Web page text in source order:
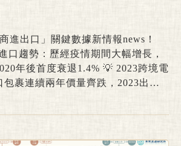
進出口」關鍵數據新情報news！
口趨勢：歷經疫情期間大幅增長，
年後首度衰退1.4% 💡 2023跨境電
裹連續兩年價量齊跌，2023出口